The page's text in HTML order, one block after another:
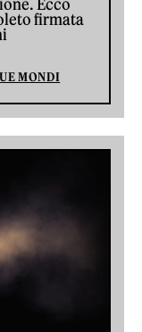
Ecco
firmata
MONDI